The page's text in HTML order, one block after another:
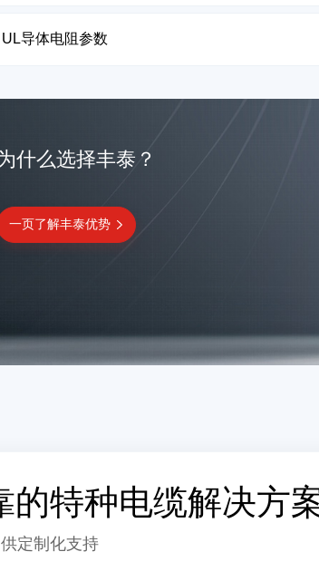
UL导体电阻参数
什么选择丰泰？
一页了解丰泰优势
特种电缆解决方
定制化支持